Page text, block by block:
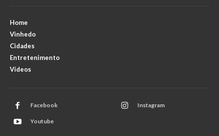
Home
Vinhedo
Cidades
Entretenimento
Vídeos
Facebook Instagram
Youtube